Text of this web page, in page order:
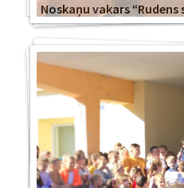
Noskaņu vakars “Rudens